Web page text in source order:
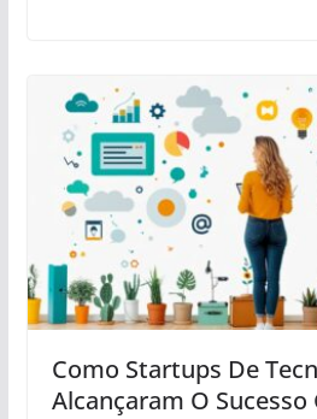
Como Startups De
Alcançaram O Sucesso